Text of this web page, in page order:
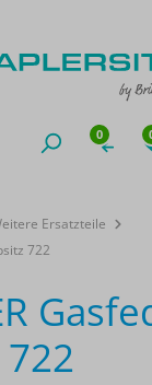
0
Ersatzteile
722